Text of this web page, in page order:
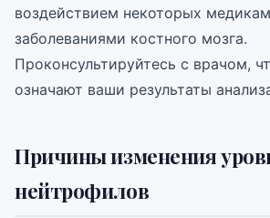
воздействием некоторых
заболеваниями костного мозга.
Проконсультируйтесь с врачом,
означают ваши результаты
Причины изменения
нейтрофилов